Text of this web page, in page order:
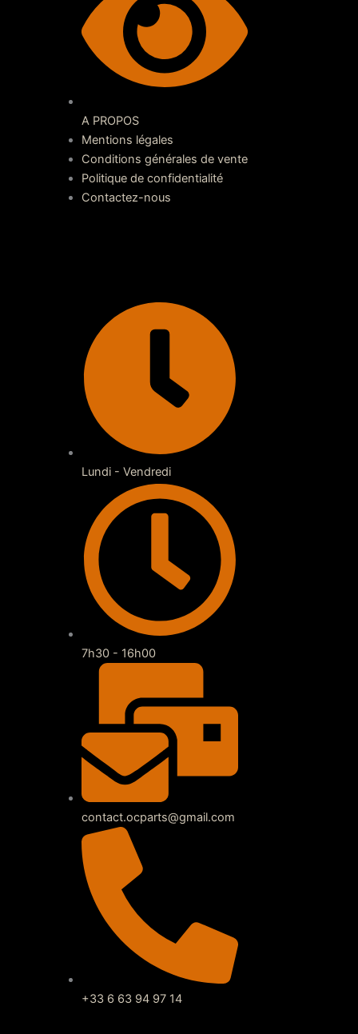
A PROPOS
Mentions légales
Conditions générales de vente
Politique de confidentialité
Contactez-nous
Lundi - Vendredi
7h30 - 16h00
contact.ocparts@gmail.com
+33 6 63 94 97 14